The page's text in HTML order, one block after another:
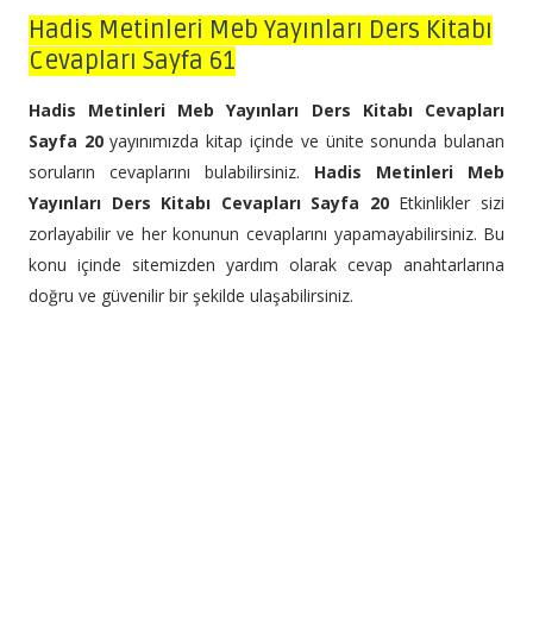
Hadis Metinleri Meb Yayınları Ders Kitabı
Cevapları Sayfa 61
Hadis Metinleri Meb Yayınları Ders Kitabı Cevapları
Sayfa 20yayınımızda kitap içinde ve ünite sonunda bulanan
soruların cevaplarını bulabilirsiniz. Hadis Metinleri Meb
Yayınları Ders Kitabı Cevapları Sayfa 20 Etkinlikler sizi
zorlayabilir ve her konunun cevaplarını yapamayabilirsiniz. Bu
konu içinde sitemizden yardım olarak cevap anahtarlarına
doğru ve güvenilir bir şekilde ulaşabilirsiniz.